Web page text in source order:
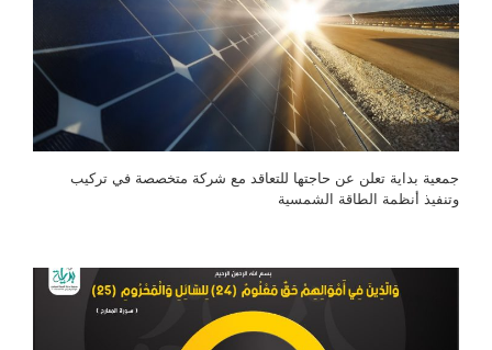
جمعية بداية تعلن عن حاجتها للتعاقد مع شركة متخصصة في تركيب
وتنفيذ أنظمة الطاقة الشمسية